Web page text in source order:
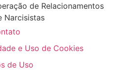
de Relacionamentos
Narcisistas
e Uso de Cookies
de Uso